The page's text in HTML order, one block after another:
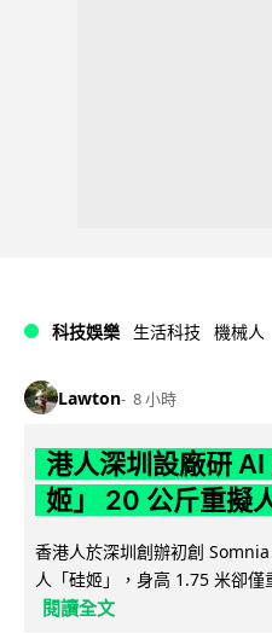
科技娛樂 生活科技 機械人
Lawton 8 小時
港人深圳設廠研
姬」 20 公斤重擬
香港人於深圳創辦初創
人「硅姬」，身高 1.75 米卻
閱讀全文